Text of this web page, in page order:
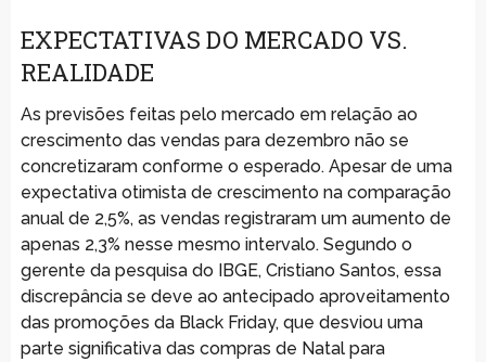
EXPECTATIVAS DO MERCADO VS.
REALIDADE
As previsões feitas pelo mercado em relação ao
crescimento das vendas para dezembro não se
concretizaram conforme o esperado. Apesar de uma
expectativa otimista de crescimento na comparação
anual de 2,5%, as vendas registraram um aumento de
apenas 2,3% nesse mesmo intervalo. Segundo o
gerente da pesquisa do IBGE, Cristiano Santos, essa
discrepância se deve ao antecipado aproveitamento
das promoções da Black Friday, que desviou uma
parte significativa das compras de Natal para